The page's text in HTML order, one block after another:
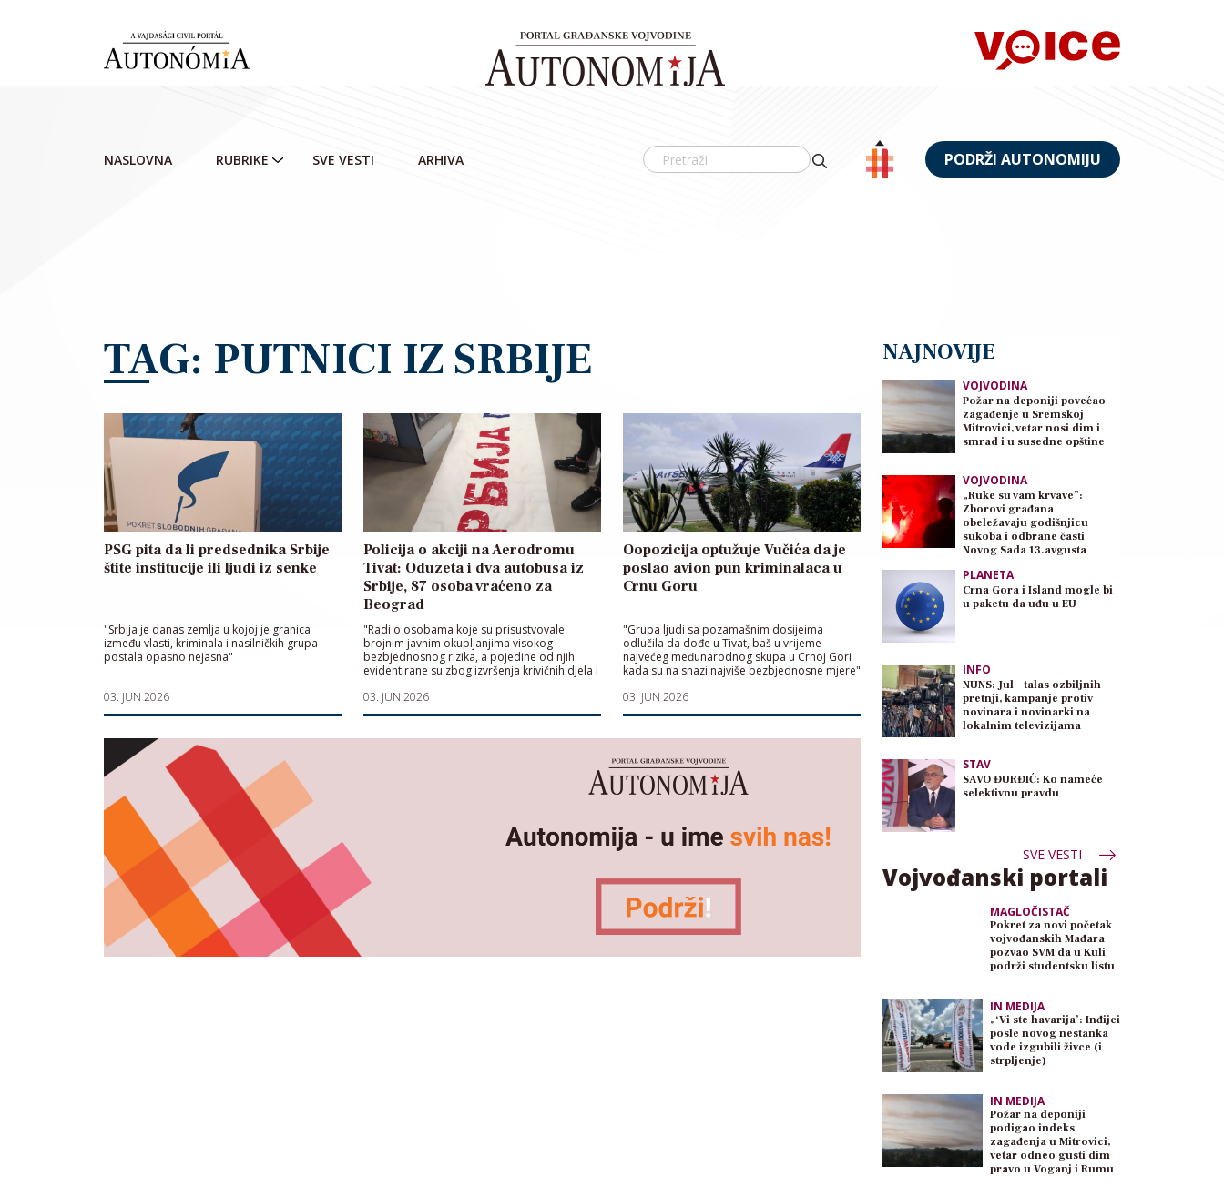
NASLOVNA RUBRIKE SVE VESTI ARHIVA PODRŽI AUTONOMIJU
TAG: PUTNICI IZ SRBIJE
PSG pita da li predsednika Srbije
štite institucije ili ljudi iz senke
"Srbija je danas zemlja u kojoj je granica
između vlasti, kriminala i nasilničkih grupa
postala opasno nejasna"
03. JUN 2026
Policija o akciji na Aerodromu
Tivat: Oduzeta i dva autobusa iz
Srbije, 87 osoba vraćeno za
Beograd
"Radi o osobama koje su prisustvovale
brojnim javnim okupljanjima visokog
bezbjednosnog rizika, a pojedine od njih
evidentirane su zbog izvršenja krivičnih djela i
03. JUN 2026
Oopozicija optužuje Vučića da je
poslao avion pun kriminalaca u
Crnu Goru
"Grupa ljudi sa pozamašnim dosijeima
odlučila da dođe u Tivat, baš u vrijeme
najvećeg međunarodnog skupa u Crnoj Gori
kada su na snazi najviše bezbjednosne mjere"
03. JUN 2026
NAJNOVIJE
VOJVODINA
Požar na deponiji povećao
zagađenje u Sremskoj
Mitrovici, vetar nosi dim i
smrad i u susedne opštine
VOJVODINA
„Ruke su vam krvave”:
Zborovi građana
obeležavaju godišnjicu
sukoba i odbrane časti
Novog Sada 13.avgusta
PLANETA
Crna Gora i Island mogle bi
u paketu da uđu u EU
INFO
NUNS: Jul – talas ozbiljnih
pretnji, kampanje protiv
novinara i novinarki na
lokalnim televizijama
STAV
SAVO ĐURĐIĆ: Ko nameće
selektivnu pravdu
SVE VESTI
Vojvođanski portali
MAGLOČISTAČ
Pokret za novi početak
vojvođanskih Mađara
pozvao SVM da u Kuli
podrži studentsku listu
IN MEDIJA
„‘Vi ste havarija’: Inđijci
posle novog nestanka
vode izgubili živce (i
strpljenje)
IN MEDIJA
Požar na deponiji
podigao indeks
zagađenja u Mitrovici,
vetar odneo gusti dim
pravo u Voganj i Rumu